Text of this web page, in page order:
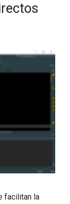
facilitan la